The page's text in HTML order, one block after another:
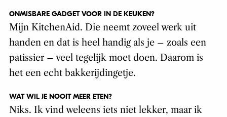
ONMISBARE GADGET VOOR IN DE KEUKEN?
Mijn KitchenAid. Die neemt zoveel werk uit
handen en dat is heel handig als je – zoals een
patissier – veel tegelijk moet doen. Daarom is
het een echt bakkerijdingetje.
WAT WIL JE NOOIT MEER ETEN?
Niks. Ik vind weleens iets niet lekker, maar ik